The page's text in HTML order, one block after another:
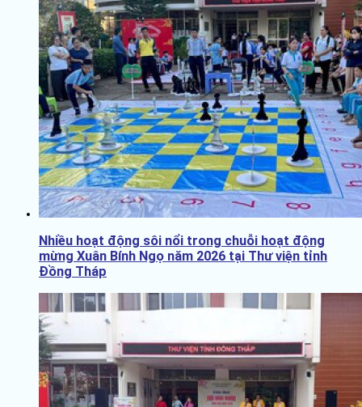
Nhiều hoạt động sôi nổi trong chuỗi hoạt động
mừng Xuân Bính Ngọ năm 2026 tại Thư viện tỉnh
Đồng Tháp